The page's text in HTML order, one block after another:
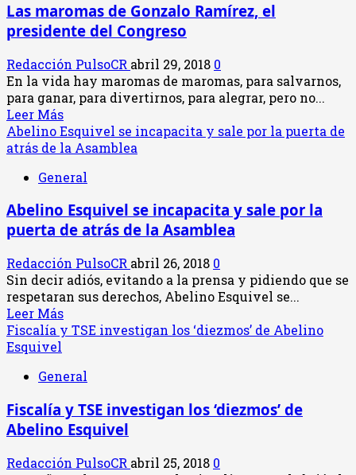
muertos
en
es
incierto
mientras
país
hace
marchas
Las maromas de Gonzalo Ramírez, el
presidente del Congreso
Redacción PulsoCR abril 29, 2018 0
En la vida hay maromas de maromas, para salvarnos,
para ganar, para divertirnos, para alegrar, pero no...
Leer MásLeer
más
acerca
Las
de
Gonzalo
el
presidente
del
Congreso
Abelino Esquivel se incapacita y sale por la puerta de
atrás de la Asamblea
General
Abelino Esquivel se incapacita y sale por la
puerta de atrás de la Asamblea
Redacción PulsoCR abril 26, 2018 0
Sin decir adiós, evitando a la prensa y pidiendo que se
respetaran sus derechos, Abelino Esquivel se...
Leer MásLeer
más
Abelino
se
incapacita
sale
Fiscalía y TSE investigan los ‘diezmos’ de Abelino
Esquivel
General
Fiscalía y TSE investigan los ‘diezmos’ de
Abelino Esquivel
Redacción PulsoCR abril 25, 2018 0